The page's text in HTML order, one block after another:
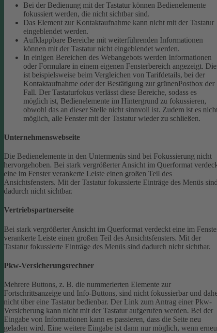
Bei der Bedienung mit der Tastatur können Bedienelemente
fokussiert werden, die nicht sichtbar sind.
Das Element zur Kontaktaufnahme kann nicht mit der Tastatur
eingeblendet werden.
Aufklappbare Bereiche mit weiterführenden Informationen
können mit der Tastatur nicht eingeblendet werden.
In einigen Bereichen des Webangebots werden Informationen
oder Formulare in einem eigenen Fensterbereich angezeigt.
ist beispielsweise beim Vergleichen von Tarifdetails, bei der
Kontaktaufnahme oder der Bestätigung zur grünenPostbox der
Fall. Der Tastaturfokus verlässt diese Bereiche, sodass es
möglich ist, Bedienelemente im Hintergrund zu fokussieren,
obwohl das an dieser Stelle nicht sinnvoll ist. Zudem ist es
möglich, alle Fenster mit der Tastatur wieder zu schließen.
Unternehmenswebseite
Die Bedienelemente in den Untermenüs sind bei Fokussierung nicht
hervorgehoben. Bei stark vergrößerter Ansicht im Querformat
eine im Fenster verankerte Leiste einen großen Teil des
Ansichtsfensters. Mit der Tastatur fokussierte Einträge des Menüs
dadurch nicht sichtbar.
Vertriebspartnerseite
Bei stark vergrößerter Ansicht im Querformat verdeckt eine im
verankerte Leiste einen großen Teil des Ansichtsfensters. Mit der
Tastatur fokussierte Einträge des Menüs sind dadurch nicht sichtbar.
Pkw-Versicherungsrechner
Mehrere Buttons, z. B. die nummerierten Elemente zur
Fortschrittsanzeige und Info-Buttons, sind nicht fokussierbar und
nicht über eine Tastatur bedienbar. Der Link zum Antrag einer Pkw-
Versicherung kann nicht mit der Tastatur aufgerufen werden. Bei der
Eingabe von Informationen kann es passieren, dass die Seite neu
geladen wird. Eine weitere Eingabe ist dann nur möglich, wenn